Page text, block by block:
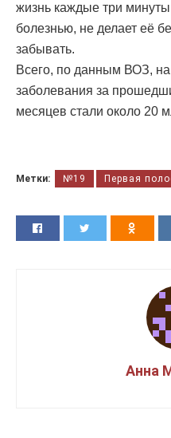
жизнь каждые три
болезнью, не делает её
забывать.
Всего, по данным ВОЗ,
заболевания за
месяцев стали около 20
Метки: №19 Первая
Анна